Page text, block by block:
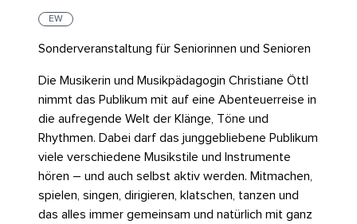
EW
Sonderveranstaltung für Seniorinnen und Senioren
Die Musikerin und Musikpädagogin Christiane Öttl
nimmt das Publikum mit auf eine Abenteuerreise in
die aufregende Welt der Klänge, Töne und
Rhythmen. Dabei darf das junggebliebene Publikum
viele verschiedene Musikstile und Instrumente
hören – und auch selbst aktiv werden. Mitmachen,
spielen, singen, dirigieren, klatschen, tanzen und
das alles immer gemeinsam und natürlich mit ganz